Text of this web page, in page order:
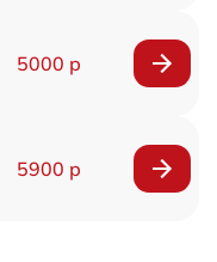
5000 р
5900 р